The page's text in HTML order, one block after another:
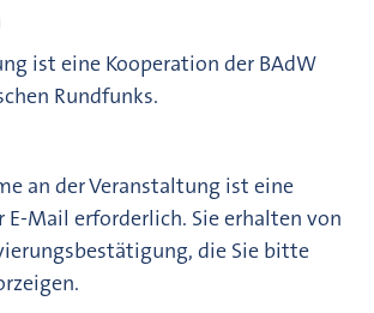
ist eine Kooperation der BAdW
Rundfunks.
an der Veranstaltung ist eine
E-Mail erforderlich. Sie erhalten von
die Sie bitte